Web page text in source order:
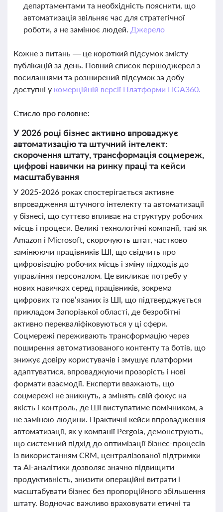
департаментами та необхідність пояснити, що
автоматизація звільняє час для стратегічної
роботи, а не замінює людей. Джерело
Кожне з питань — це короткий підсумок змісту
публікацій за день. Повний список першоджерел з
посиланнями та розширений підсумок за добу
доступні у комерційній версії Платформи LIGA360.
Стисло про головне:
У 2026 році бізнес активно впроваджує
автоматизацію та штучний інтелект:
скорочення штату, трансформація соцмереж,
цифрові навички на ринку праці та кейси
масштабування
У 2025-2026 роках спостерігається активне
впровадження штучного інтелекту та автоматизації
у бізнесі, що суттєво впливає на структуру робочих
місць і процеси. Великі технологічні компанії, такі як
Amazon і Microsoft, скорочують штат, частково
замінюючи працівників ШІ, що свідчить про
цифровізацію робочих місць і зміну підходів до
управління персоналом. Це викликає потребу у
нових навичках серед працівників, зокрема
цифрових та пов’язаних із ШІ, що підтверджується
прикладом Запорізької області, де безробітні
активно перекваліфіковуються у ці сфери.
Соцмережі переживають трансформацію через
поширення автоматизованого контенту та ботів, що
знижує довіру користувачів і змушує платформи
адаптуватися, впроваджуючи прозорість і нові
формати взаємодії. Експерти вважають, що
соцмережі не зникнуть, а змінять свій фокус на
якість і контроль, де ШІ виступатиме помічником, а
не заміною людини. Практичні кейси впровадження
автоматизації, як у компанії Pergola, демонструють,
що системний підхід до оптимізації бізнес-процесів
із використанням CRM, централізованої підтримки
та AI-аналітики дозволяє значно підвищити
продуктивність, знизити операційні витрати і
масштабувати бізнес без пропорційного збільшення
штату. Водночас важливо враховувати етичні та